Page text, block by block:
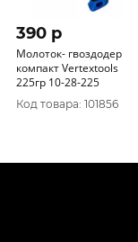
390 p
Молоток- гвоздодер
компакт Vertextools
225гр 10-28-225
Код товара: 101856